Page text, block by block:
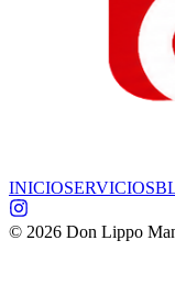
INICIOSERVICIOS
© 2026 Don Lippo